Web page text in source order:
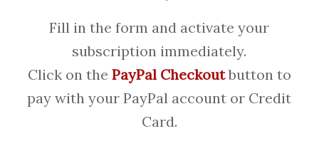
Fill in the form and activate your
subscription immediately.
Click on the PayPal Checkoutbutton to
pay with your PayPal account or Credit
Card.